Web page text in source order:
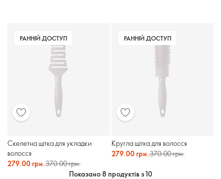
РАННІЙ ДОСТУП
Скелетна щітка для укладки
волосся
279.00 грн.370.00 грн.
РАННІЙ ДОСТУП
Кругла щітка для волосся
279.00 грн.370.00 грн.
Показано 8 продуктів з 10